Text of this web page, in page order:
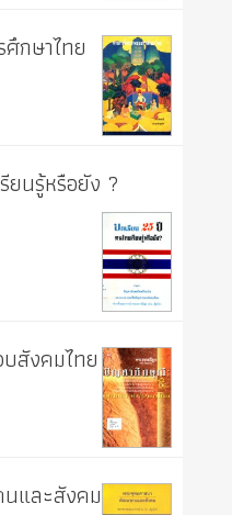
กษาไทย
ยนรู้หรือยัง ?
สังคมไทย
และสังคม